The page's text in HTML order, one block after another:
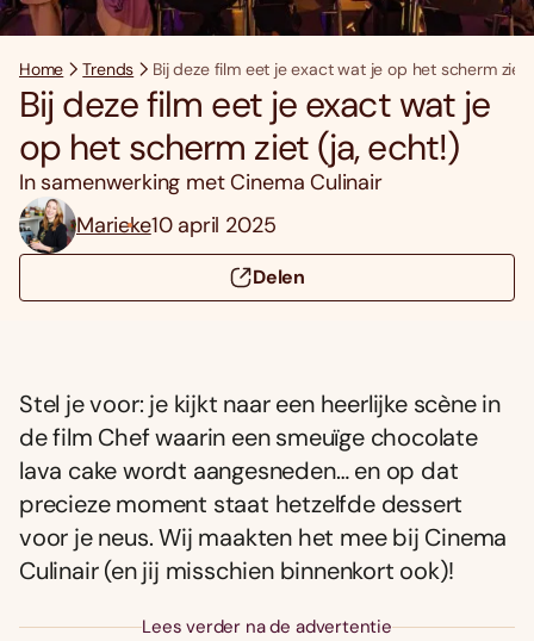
Home Trends Bij deze film eet je exact wat je op het scherm ziet
Bij deze film eet je exact wat je
op het scherm ziet (ja, echt!)
In samenwerking met Cinema Culinair
Marieke10 april 2025
Delen
Stel je voor: je kijkt naar een heerlijke scène in
de film Chef waarin een smeuïge chocolate
lava cake wordt aangesneden… en op dat
precieze moment staat hetzelfde dessert
voor je neus. Wij maakten het mee bij Cinema
Culinair (en jij misschien binnenkort ook)!
Lees verder na de advertentie